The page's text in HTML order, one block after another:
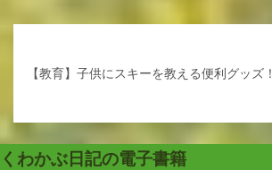
【教育】子供にスキーを教える便利グッズ！
くわかぶ日記の電子書籍